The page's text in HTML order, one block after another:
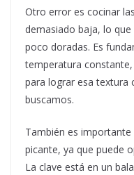
Otro error es cocinar
demasiado baja, lo
poco doradas. Es
temperatura
para lograr esa textura
buscamos.
También es
picante, ya que puede
La clave está en un